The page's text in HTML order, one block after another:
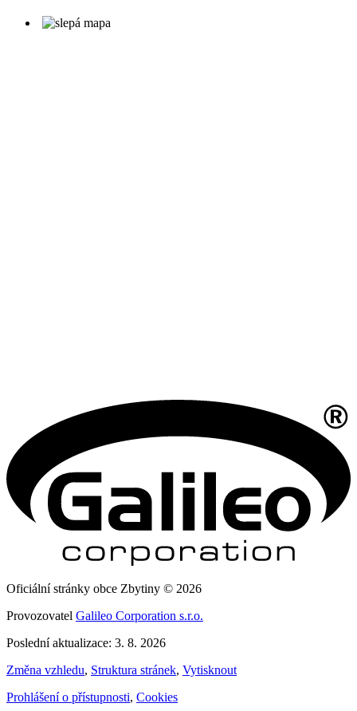
Oficiální stránky obce Zbytiny © 2026
Provozovatel Galileo Corporation s.r.o.
Poslední aktualizace: 3. 8. 2026
Změna vzhledu, Struktura stránek, Vytisknout
Prohlášení o přístupnosti, Cookies